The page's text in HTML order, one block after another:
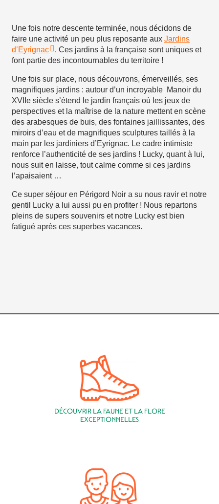
Une fois notre descente terminée, nous décidons de
faire une activité un peu plus reposante aux Jardins
d’Eyrignac
. Ces jardins à la française sont uniques et
font partie des incontournables du territoire !
Une fois sur place, nous découvrons, émerveillés, ses
magnifiques jardins : autour d’un incroyable Manoir du
XVIIe siècle s’étend le jardin français où les jeux de
perspectives et la maîtrise de la nature mettent en scène
des arabesques de buis, des fontaines jaillissantes, des
miroirs d’eau et de magnifiques sculptures taillés à la
main par les jardiniers d’Eyrignac. Le cadre intimiste
renforce l’authenticité de ses jardins ! Lucky, quant à lui,
nous suit en laisse, tout calme comme si ces jardins
l’apaisaient …
Ce super séjour en Périgord Noir a su nous ravir et notre
gentil Lucky a lui aussi pu en profiter ! Nous repartons
pleins de supers souvenirs et notre Lucky est bien
fatigué après ces superbes vacances.
DÉCOUVRIR LA FAUNE ET LA FLORE
EXCEPTIONNELLES